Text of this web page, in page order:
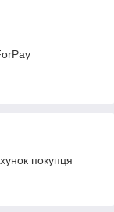
покупця